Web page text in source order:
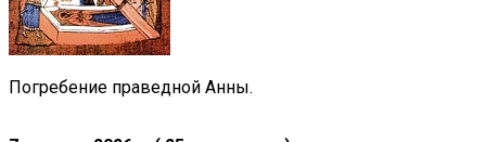
Погребение праведной Анны.